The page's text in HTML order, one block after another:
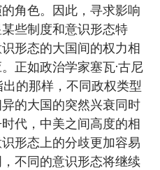
角色。因此，寻求影响
些制度和意识形态特
形态的大国间的权力相
正如政治学家塞瓦·古尼
的那样，不同政权类型
的大国的突然兴衰同时
代，中美之间高度的相
形态上的分歧更加容易
不同的意识形态将继续